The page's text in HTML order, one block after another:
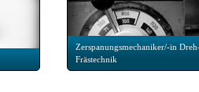
Zerspanungsmechaniker/-in
Frästechnik